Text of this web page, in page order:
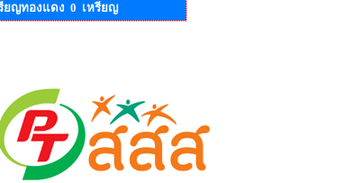
ยญทองแดง 0 เหรียญ